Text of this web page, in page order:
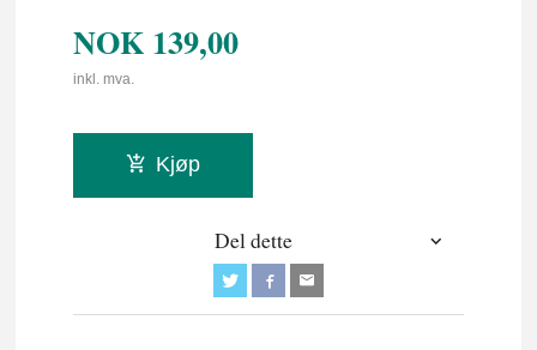
NOK 139,00
inkl. mva.
Kjøp
Del dette